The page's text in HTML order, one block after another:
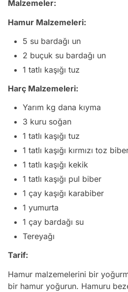
Malzemeler:
Hamur Malzemeleri:
5 su bardağı un
2 buçuk su bardağı un
1 tatlı kaşığı tuz
Harç Malzemeleri:
Yarım kg dana kıyma
3 kuru soğan
1 tatlı kaşığı tuz
1 tatlı kaşığı kırmızı toz
1 tatlı kaşığı kekik
1 tatlı kaşığı pul biber
1 çay kaşığı karabiber
1 yumurta
1 çay bardağı su
Tereyağı
Tarif:
Hamur malzemelerini bir
bir hamur yoğurun. Hamuru